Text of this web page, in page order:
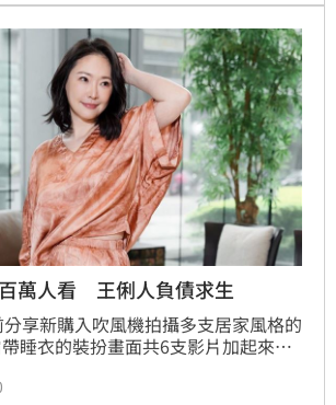
在日本皇室工作，身份就有嚴格的規
身家背景等，再者他們不論是在職或退
瓶」的義務。
萬人看 王俐人負債求生
享新購入吹風機拍攝多支居家風格的
睡衣的裝扮畫面共6支影片加起來點
算算差不多賺2萬8。如今她接受